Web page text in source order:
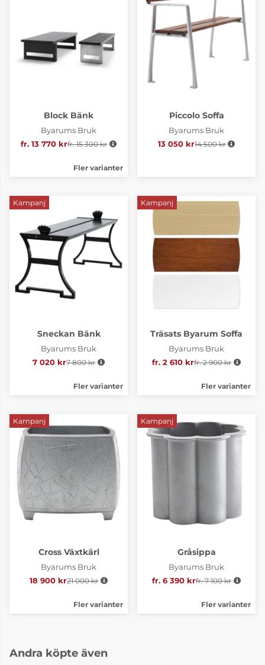
Block Bänk
Byarums Bruk
fr. 13 770 krOrdinarie pris:
fr. 15 300 kr
Fler varianter
Piccolo Soffa
Byarums Bruk
13 050 krOrdinarie pris:
14 500 kr
Kampanj
Sneckan Bänk
Byarums Bruk
7 020 kr Ordinarie pris:
7 800 kr
Fler varianter
Kampanj
Träsats Byarum Soffa
Byarums Bruk
fr. 2 610 kr Ordinarie pris:
fr. 2 900 kr
Fler varianter
Kampanj
Cross Växtkärl
Byarums Bruk
18 900 krOrdinarie pris:
21 000 kr
Fler varianter
Kampanj
Gråsippa
Byarums Bruk
fr. 6 390 krOrdinarie pris:
fr. 7 100 kr
Fler varianter
Andra köpte även